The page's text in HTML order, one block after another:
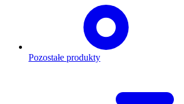
Pozostałe produkty